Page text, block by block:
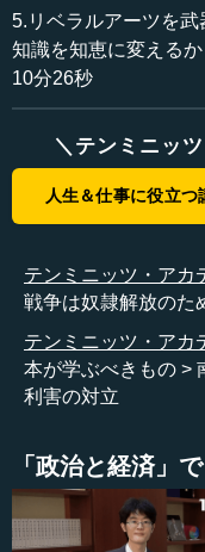
リスト教原理主義者
スに拠点を置きます
ここの末裔です。特
メリカ合衆国憲法の
くったのでしょうか。
もう一つの複雑な構
農業を推進します。
いました。一方で、
イギリス型の連邦政
人たちがいました。
たります。この二つ
と、少なくともペリ
ンス型のほうに変わ
5.リベラルアーツを武
知識を知恵に変えるか
10分26秒
＼テンミニッ
人生＆仕事に役立つ
テンミニッツ・アカ
戦争は奴隷解放のた
テンミニッツ・アカ
本が学ぶべきもの
利害の対立
「政治と経済」